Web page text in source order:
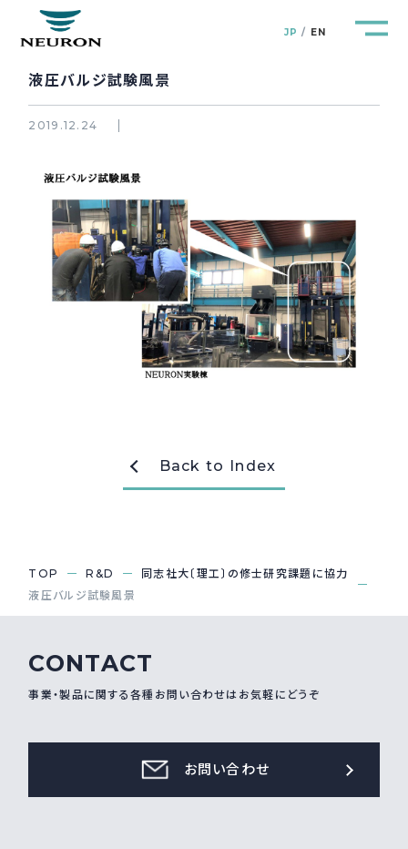
JP EN
管路防災研究所
企業情報 Company
製品＆サービス Products&Service
液圧バルジ試験風景
2019.12.24
Back to Index
TOP R&D
同志社大〔理工〕の修士研究課題に協力
液圧バルジ試験風景
CONTACT
事業・製品に関する各種お問い合わせはお気軽にどうぞ
お問い合わせ